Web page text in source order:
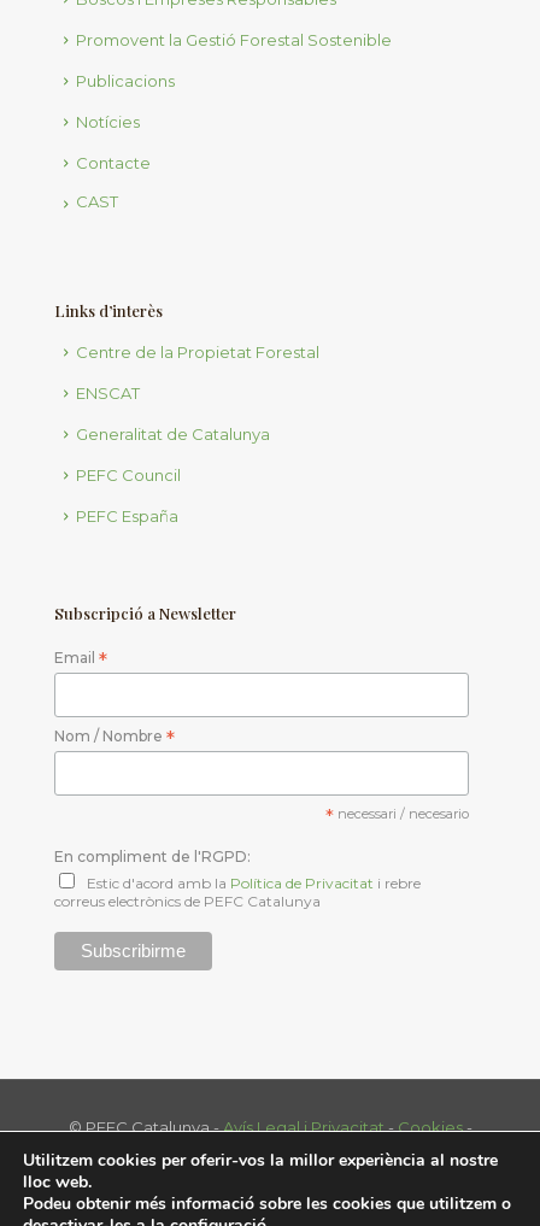
Promovent la Gestió Forestal Sostenible
Publicacions
Notícies
Contacte
CAST
Links d’interès
Centre de la Propietat Forestal
ENSCAT
Generalitat de Catalunya
PEFC Council
PEFC España
Subscripció a Newsletter
Email *
Nom / Nombre *
*necessari / necesario
En compliment de l'RGPD:
Estic d'acord amb la Política de Privacitat i rebre
correus electrònics de PEFC Catalunya
© PEFC Catalunya -Avís Legal i Privacitat-Cookies-
Tel. 93 574 70 39 - info@pefc.cat
Disenny web:
nextep.es
Utilitzem cookies per oferir-vos la millor experiència al nostre
lloc web.
Podeu obtenir més informació sobre les cookies que utilitzem o